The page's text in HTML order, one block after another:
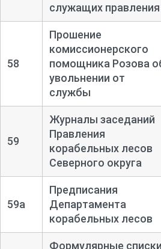
служащих правления
58
Прошение
комиссионерского
помощника Розова
увольнении от
службы
59
Журналы заседаний
Правления
корабельных лесов
Северного округа
59а
Предписания
Департамента
корабельных лесов
Формулярные списки